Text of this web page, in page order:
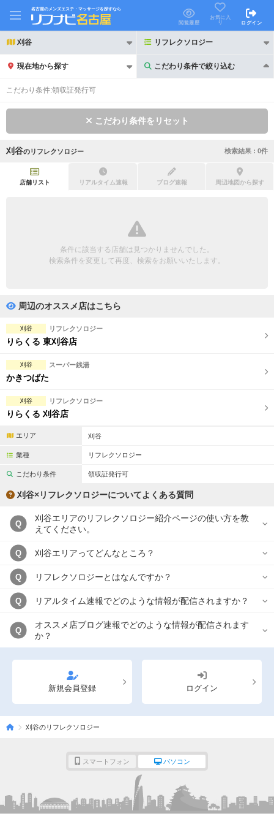
名古屋のメンズエステ・マッサージを探すなら
閲覧履歴
お気に入
り
ログイン
刈谷 リフレクソロジー
現在地から探す こだわり条件で絞り込む
こだわり条件で絞り込む
初回割引あり リピーター割引あり
団体様歓迎
ペアルームあり
フットバスあり
日本人スタッフのみ
スタッフ指名可
こだわり条件を変更
こだわり条件:領収証発行可
こだわり条件をリセット
刈谷のリフレクソロジー 検索結果 : 0件
店舗リスト リアルタイム速報 ブログ速報 周辺地図から探す
条件に該当する店舗は見つかりませんでした。
検索条件を変更して再度、検索をお願いいたします。
周辺のオススメ店はこちら
刈谷 リフレクソロジー
りらくる 東刈谷店
刈谷 スーパー銭湯
かきつばた
刈谷 リフレクソロジー
りらくる 刈谷店
エリア 刈谷
業種 リフレクソロジー
こだわり条件 領収証発行可
刈谷×リフレクソロジーについてよくある質問
Q
刈谷エリアのリフレクソロジー紹介ページの使い方を教
えてください。
Q 刈谷エリアってどんなところ？
Q リフレクソロジーとはなんですか？
Q リアルタイム速報でどのような情報が配信されますか？
Q
オススメ店ブログ速報でどのような情報が配信されます
か？
新規会員登録 ログイン
刈谷のリフレクソロジー
スマートフォン パソコン